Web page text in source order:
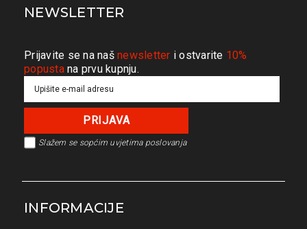
NEWSLETTER
Prijavite se na naš newsletter i ostvarite 10%
popustana prvu kupnju.
Slažem se sopćim uvjetima poslovanja
INFORMACIJE